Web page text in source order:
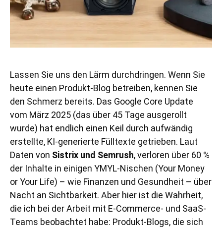
Lassen Sie uns den Lärm durchdringen. Wenn Sie
heute einen Produkt-Blog betreiben, kennen Sie
den Schmerz bereits. Das Google Core Update
vom März 2025 (das über 45 Tage ausgerollt
wurde) hat endlich einen Keil durch aufwändig
erstellte, KI-generierte Fülltexte getrieben. Laut
Daten von Sistrix und Semrush, verloren über 60 %
der Inhalte in einigen YMYL-Nischen (Your Money
or Your Life) – wie Finanzen und Gesundheit – über
Nacht an Sichtbarkeit. Aber hier ist die Wahrheit,
die ich bei der Arbeit mit E-Commerce- und SaaS-
Teams beobachtet habe: Produkt-Blogs, die sich